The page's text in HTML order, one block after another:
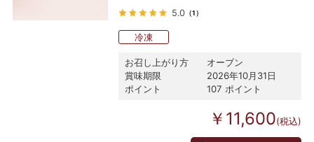
5.0 （1）
冷凍
お召し上がり方
オーブン
賞味期限
2026年10月31日
ポイント
107 ポイント
￥11,600(税込)